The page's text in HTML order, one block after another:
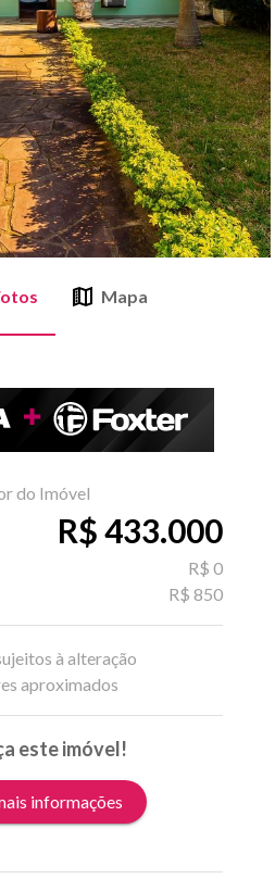
Mapa
do Imóvel
R$ 433.000
R$ 0
R$ 850
à alteração
aproximados
este imóvel!
informações